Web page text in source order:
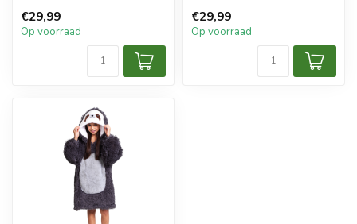
€29,99
Op voorraad
€29,99
Op voorraad